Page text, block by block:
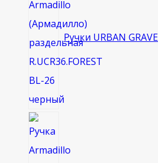
Ручки URBAN